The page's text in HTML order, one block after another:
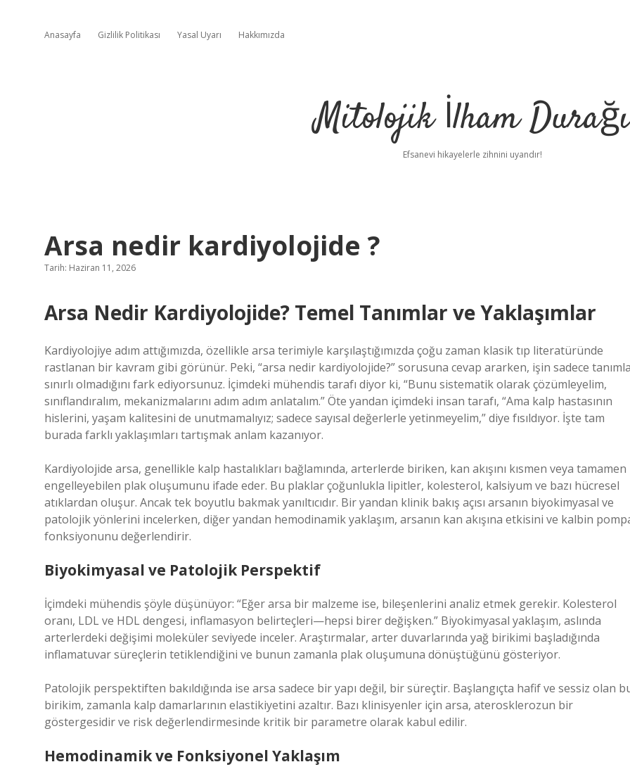
Anasayfa Gizlilik Politikası Yasal Uyarı Hakkımızda
Mitolojik İlham Durağı
Efsanevi hikayelerle zihnini uyandır!
Arsa nedir kardiyolojide ?
Tarih: Haziran 11, 2026
Arsa Nedir Kardiyolojide? Temel Tanımlar ve Yaklaşımlar
Kardiyolojiye adım attığımızda, özellikle arsa terimiyle karşılaştığımızda çoğu zaman klasik tıp literatüründe
rastlanan bir kavram gibi görünür. Peki, “arsa nedir kardiyolojide?” sorusuna cevap ararken, işin sadece tanımla
sınırlı olmadığını fark ediyorsunuz. İçimdeki mühendis tarafı diyor ki, “Bunu sistematik olarak çözümleyelim,
sınıflandıralım, mekanizmalarını adım adım anlatalım.” Öte yandan içimdeki insan tarafı, “Ama kalp hastasının
hislerini, yaşam kalitesini de unutmamalıyız; sadece sayısal değerlerle yetinmeyelim,” diye fısıldıyor. İşte tam
burada farklı yaklaşımları tartışmak anlam kazanıyor.
Kardiyolojide arsa, genellikle kalp hastalıkları bağlamında, arterlerde biriken, kan akışını kısmen veya tamamen
engelleyebilen plak oluşumunu ifade eder. Bu plaklar çoğunlukla lipitler, kolesterol, kalsiyum ve bazı hücresel
atıklardan oluşur. Ancak tek boyutlu bakmak yanıltıcıdır. Bir yandan klinik bakış açısı arsanın biyokimyasal ve
patolojik yönlerini incelerken, diğer yandan hemodinamik yaklaşım, arsanın kan akışına etkisini ve kalbin
fonksiyonunu değerlendirir.
Biyokimyasal ve Patolojik Perspektif
İçimdeki mühendis şöyle düşünüyor: “Eğer arsa bir malzeme ise, bileşenlerini analiz etmek gerekir. Kolesterol
oranı, LDL ve HDL dengesi, inflamasyon belirteçleri—hepsi birer değişken.” Biyokimyasal yaklaşım, aslında
arterlerdeki değişimi moleküler seviyede inceler. Araştırmalar, arter duvarlarında yağ birikimi başladığında
inflamatuvar süreçlerin tetiklendiğini ve bunun zamanla plak oluşumuna dönüştüğünü gösteriyor.
Patolojik perspektiften bakıldığında ise arsa sadece bir yapı değil, bir süreçtir. Başlangıçta hafif ve sessiz olan
birikim, zamanla kalp damarlarının elastikiyetini azaltır. Bazı klinisyenler için arsa, aterosklerozun bir
göstergesidir ve risk değerlendirmesinde kritik bir parametre olarak kabul edilir.
Hemodinamik ve Fonksiyonel Yaklaşım